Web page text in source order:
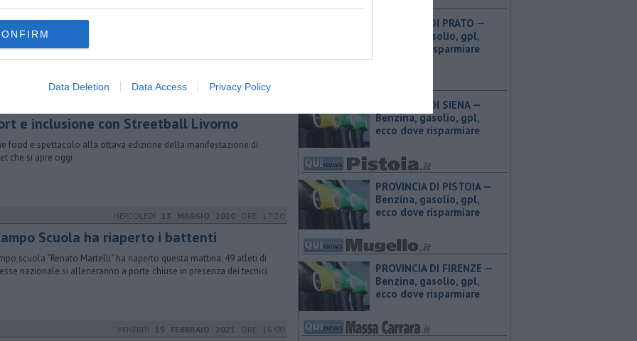
Data Deletion Data Access Privacy Policy
"necessarie misure per la
Dionisi nell'incontro con Comune e società di basket ha chiesto
e assunzione di responsabilità alle società sportive
e inclusione con Streetball Livorno
food e spettacolo alla ottava edizione della manifestazione di
che si apre oggi
MERCOLEDÌ 13 MAGGIO 2020 ORE 17:20
Scuola ha riaperto i battenti
scuola “Renato Martelli” ha riaperto questa mattina. 49 atleti di
nazionale si alleneranno a porte chiuse in presenza dei tecnici
VENERDÌ 19 FEBBRAIO 2021 ORE 16:00
PROVINCIA DI PRATO — ​
Benzina, gasolio, gpl,
ecco dove risparmiare
PROVINCIA DI SIENA — ​
Benzina, gasolio, gpl,
ecco dove risparmiare
PROVINCIA DI PISTOIA — ​
Benzina, gasolio, gpl,
ecco dove risparmiare
PROVINCIA DI FIRENZE — ​
Benzina, gasolio, gpl,
ecco dove risparmiare